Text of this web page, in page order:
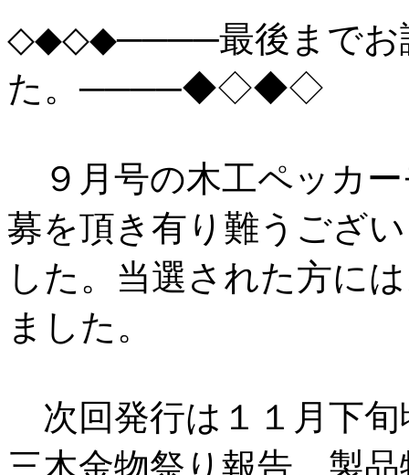
◇◆◇◆────最後までお
た。────◆◇◆◇
９月号の木工ペッカ
募を頂き有り難うござ
した。当選された方に
ました。
次回発行は１１月下旬
三木金物祭り報告、製